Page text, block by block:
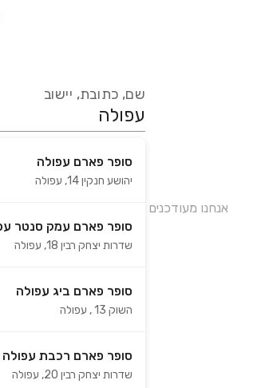
שם, כתובת, יישוב
אנחנו מעודכנים בזמן אמת מול עשרות בתי
סופר פארם עפולה
יהושע חנקין 14 , עפולה
סופר פארם עמק סנטר
שדרות יצחק רבין 18 , עפולה
סופר פארם ביג עפולה
השוק 13 , עפולה
סופר פארם רכבת עפולה
שדרות יצחק רבין 20 , עפולה